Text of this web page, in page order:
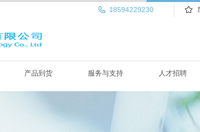
18594229230
产品到货 服务与支持 人才招聘